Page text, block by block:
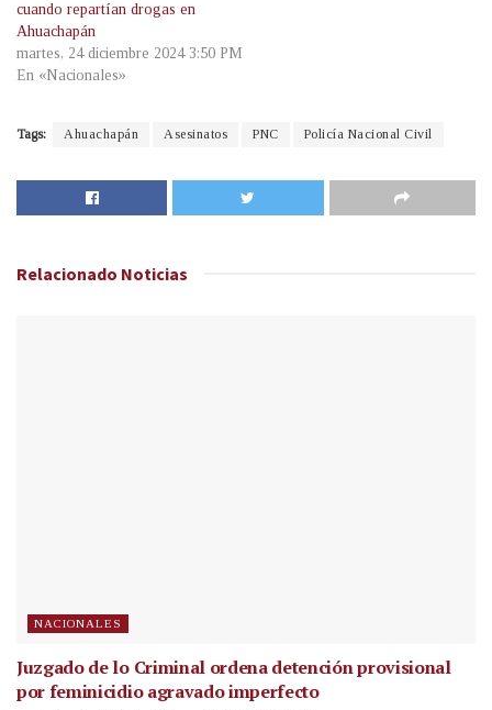
cuando repartían drogas en
Ahuachapán
martes, 24 diciembre 2024 3:50 PM
En «Nacionales»
Tags: Ahuachapán Asesinatos PNC Policía Nacional Civil
Relacionado Noticias
NACIONALES
Juzgado de lo Criminal ordena detención provisional
por feminicidio agravado imperfecto